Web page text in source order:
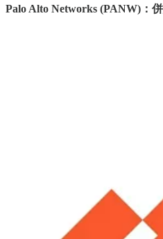
Palo Alto Networks (PANW)：